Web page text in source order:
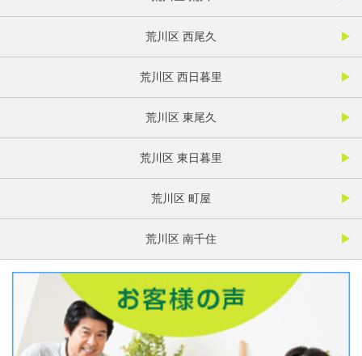
荒川区 西尾久
荒川区 西日暮里
荒川区 東尾久
荒川区 東日暮里
荒川区 町屋
荒川区 南千住